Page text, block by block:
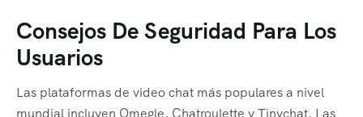
Consejos De Seguridad Para Los
Usuarios
Las plataformas de video chat más populares a nivel
mundial incluyen Omegle, Chatroulette y Tinychat. Las